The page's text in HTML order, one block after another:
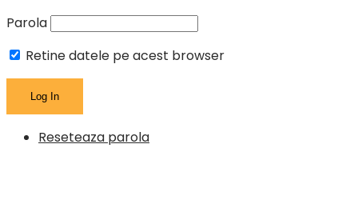
Parola
Retine datele pe acest browser
Reseteaza parola